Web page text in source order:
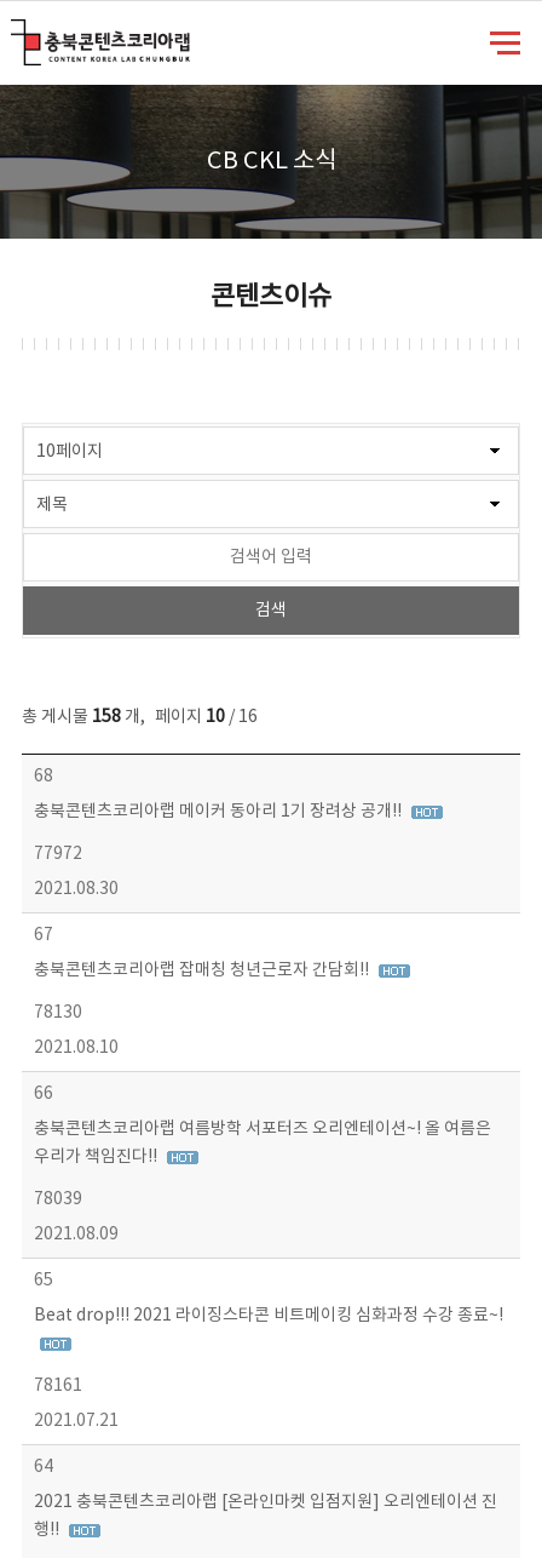
CB CKL 소식
콘텐츠이슈
총 게시물 158개, 페이지 10/ 16
콘텐츠이슈 목록 - 번호, 제목, 작성자, 파일, 조회수, 작성일 정보 제공
68
충북콘텐츠코리아랩 메이커 동아리 1기 장려상 공개!!
77972
2021.08.30
67
충북콘텐츠코리아랩 잡매칭 청년근로자 간담회!!
78130
2021.08.10
66
충북콘텐츠코리아랩 여름방학 서포터즈 오리엔테이션~! 올 여름은
우리가 책임진다!!
78039
2021.08.09
65
Beat drop!!! 2021 라이징스타콘 비트메이킹 심화과정 수강 종료~!
78161
2021.07.21
64
2021 충북콘텐츠코리아랩 [온라인마켓 입점지원] 오리엔테이션 진
행!!